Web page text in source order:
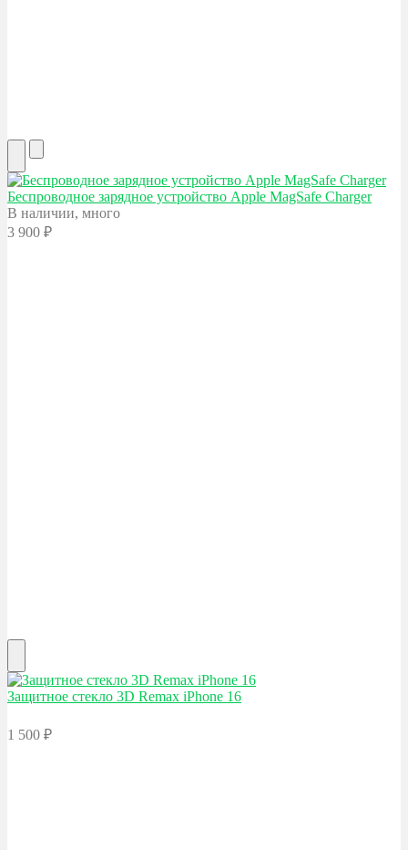
Беспроводное зарядное устройство Apple MagSafe Charger
В наличии, много
3 900 ₽
Защитное стекло 3D Remax iPhone 16
1 500 ₽